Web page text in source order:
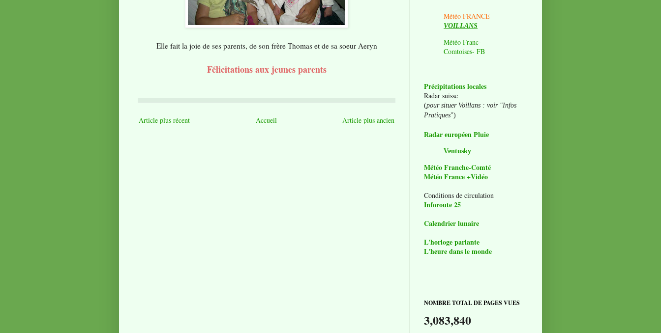
Elle fait la joie de ses parents, de son frère Thomas et de sa soeur Aeryn
Félicitations aux jeunes parents
Article plus récent Article plus ancien
Accueil
Météo FRANCE
VOILLANS
Météo Franc-
Comtoises- FB
Précipitations locales
Radar suisse
(pour situer Voillans : voir "Infos
Pratiques")
Radar européen Pluie
Ventusky
Météo Franche-Comté
Météo France +Vidéo
Conditions de circulation
Inforoute 25
Calendrier lunaire
L'horloge parlante
L'heure dans le monde
NOMBRE TOTAL DE PAGES VUES
3,083,840